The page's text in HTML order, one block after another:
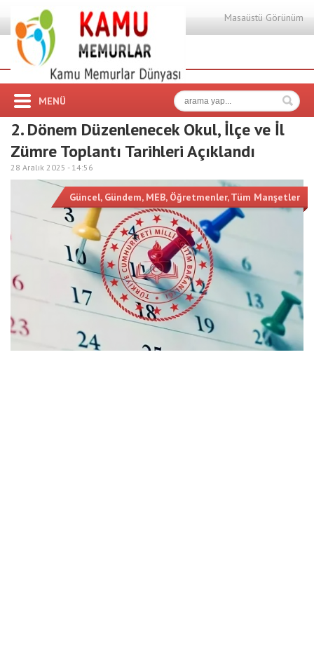
Masaüstü Görünüm
MENÜ
2. Dönem Düzenlenecek Okul, İlçe ve İl
Zümre Toplantı Tarihleri Açıklandı
28 Aralık 2025 - 14:56
Güncel, Gündem, MEB, Öğretmenler,Tüm Manşetler